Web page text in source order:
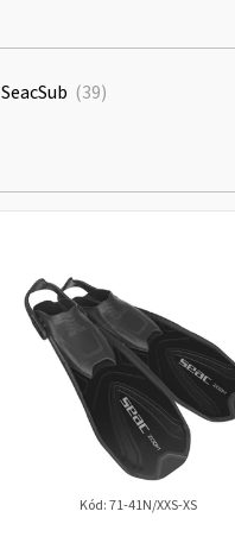
SeacSub 39
Kód:71-41N/XXS-XS